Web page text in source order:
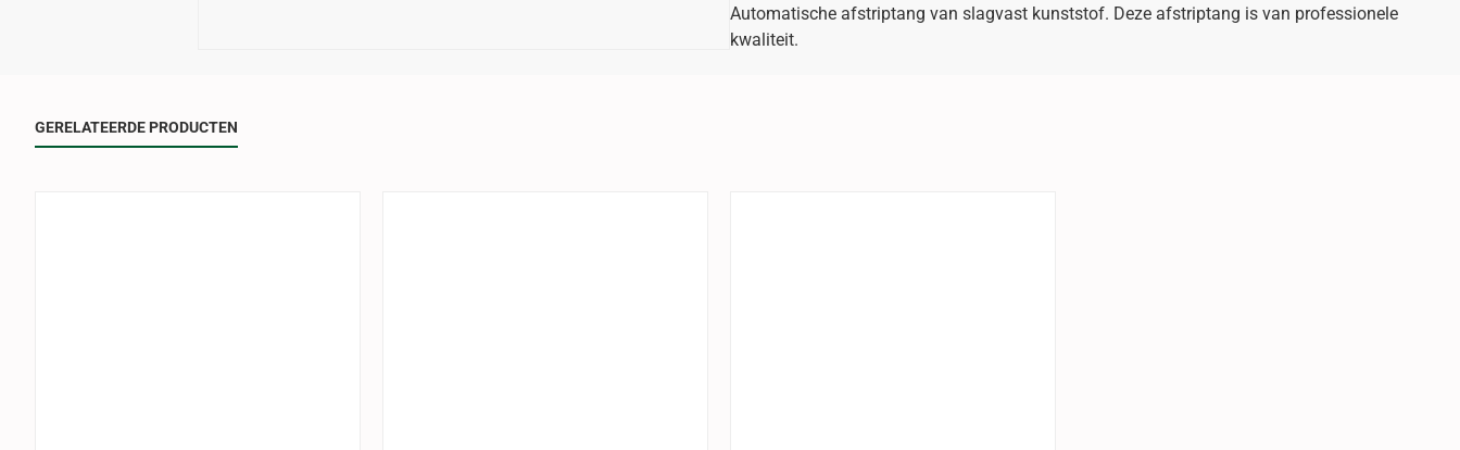
Automatische afstriptang van slagvast kunststof. Deze afstriptang is van professionele
kwaliteit.
GERELATEERDE PRODUCTEN